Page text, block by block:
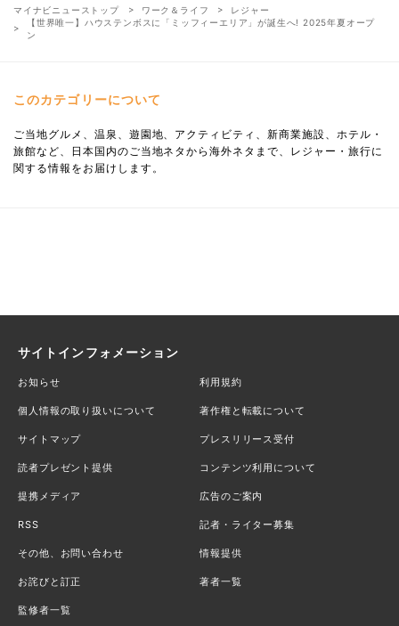
マイナビニューストップ ワーク＆ライフ
レジャー
【世界唯一】ハウステンボスに「ミッフィーエリア」が誕生へ! 2025年夏オープ
ン
このカテゴリーについて
ご当地グルメ、温泉、遊園地、アクティビティ、新商業施設、ホテル・
旅館など、日本国内のご当地ネタから海外ネタまで、レジャー・旅行に
関する情報をお届けします。
サイトインフォメーション
お知らせ 利用規約
個人情報の取り扱いについて 著作権と転載について
サイトマップ プレスリリース受付
読者プレゼント提供 コンテンツ利用について
提携メディア 広告のご案内
RSS 記者・ライター募集
その他、お問い合わせ 情報提供
お詫びと訂正 著者一覧
監修者一覧